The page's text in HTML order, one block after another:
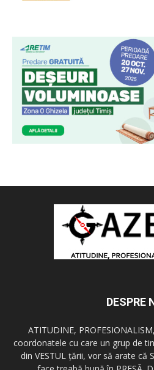
DESPRE
ATITUDINE,
coordonatele cu care un grup de
din VESTUL ţării, vor să arate că